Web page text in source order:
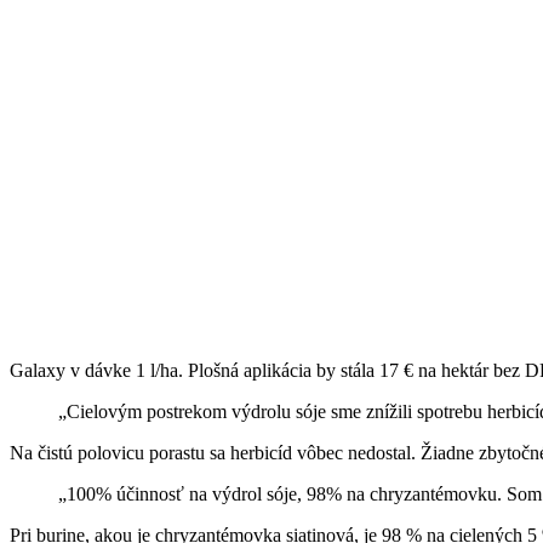
Galaxy v dávke 1 l/ha. Plošná aplikácia by stála 17 € na hektár bez
„Cielovým postrekom výdrolu sóje sme znížili spotrebu
Na čistú polovicu porastu sa herbicíd vôbec nedostal. Žiadne
„100% účinnosť na výdrol sóje, 98% na chryzantémovku.
Pri burine, akou je chryzantémovka siatinová, je 98 % na cielených